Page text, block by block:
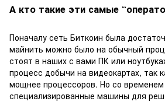
А кто такие эти самые
Поначалу сеть Биткоин была
майнить можно было на обычный
стоят в наших с вами ПК или
процесс добычи на видеокартах, так
мощнее процессоров. Но со временем
специализированные машины для